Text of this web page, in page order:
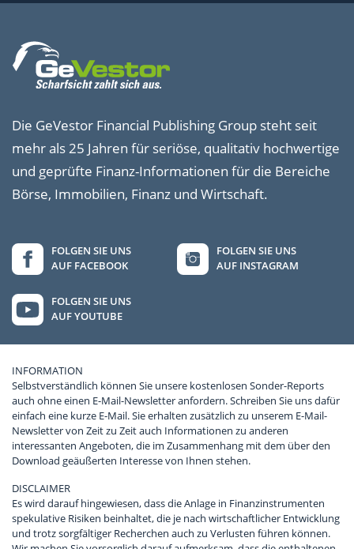
Die GeVestor Financial Publishing Group steht seit
mehr als 25 Jahren für seriöse, qualitativ hochwertige
und geprüfte Finanz-Informationen für die Bereiche
Börse, Immobilien, Finanz und Wirtschaft.
FOLGEN SIE UNS
AUF FACEBOOK
FOLGEN SIE UNS
AUF INSTAGRAM
FOLGEN SIE UNS
AUF YOUTUBE
INFORMATION
Selbstverständlich können Sie unsere kostenlosen Sonder-Reports
auch ohne einen E-Mail-Newsletter anfordern. Schreiben Sie uns dafür
einfach eine kurze E-Mail. Sie erhalten zusätzlich zu unserem E-Mail-
Newsletter von Zeit zu Zeit auch Informationen zu anderen
interessanten Angeboten, die im Zusammenhang mit dem über den
Download geäußerten Interesse von Ihnen stehen.
DISCLAIMER
Es wird darauf hingewiesen, dass die Anlage in Finanzinstrumenten
spekulative Risiken beinhaltet, die je nach wirtschaftlicher Entwicklung
und trotz sorgfältiger Recherchen auch zu Verlusten führen können.